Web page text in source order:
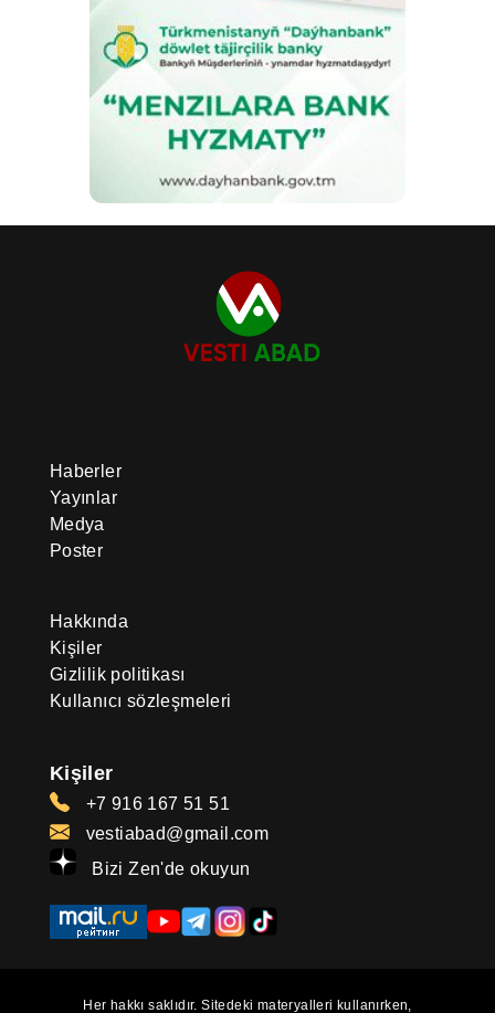
Haberler
Yayınlar
Medya
Poster
Hakkında
Kişiler
Gizlilik politikası
Kullanıcı sözleşmeleri
Kişiler
+7 916 167 51 51
vestiabad@gmail.com
Bizi Zen'de okuyun
Her hakkı saklıdır. Sitedeki materyalleri kullanırken,